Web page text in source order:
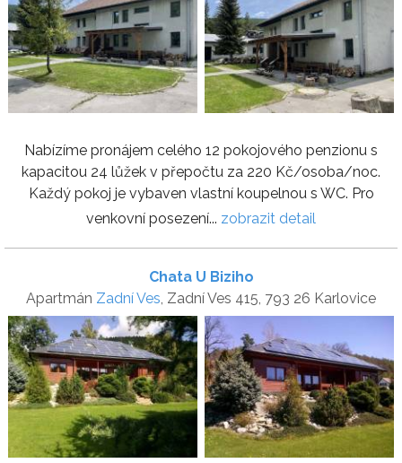
Nabízíme pronájem celého 12 pokojového penzionu s
kapacitou 24 lůžek v přepočtu za 220 Kč/osoba/noc.
Každý pokoj je vybaven vlastní koupelnou s WC. Pro
venkovní posezení... zobrazit detail
Chata U Biziho
Apartmán Zadní Ves, Zadní Ves 415, 793 26 Karlovice